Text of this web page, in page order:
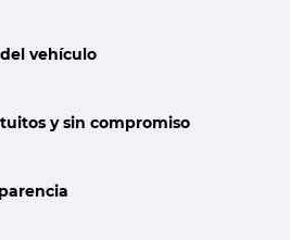
vehículo
y sin compromiso